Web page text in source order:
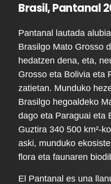
Brasil, Pantanal
Pantanal lautada
Brasilgo Mato Grosso
hedatzen dena, eta,
Grosso eta Bolivia eta
zatietan. Munduko
Brasilgo hegoaldeko
dago eta Paraguai eta
Guztira 340 500 km²-
aski, munduko
flora eta faunaren
El Pantanal es una